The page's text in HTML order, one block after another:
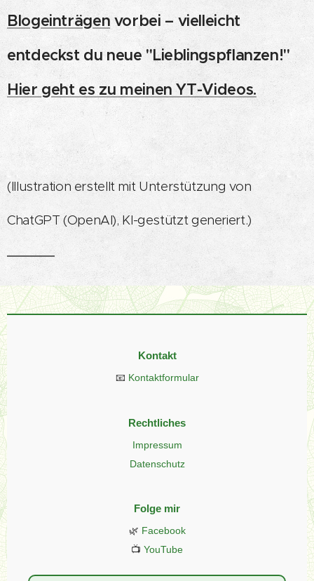
Blogeinträgen vorbei – vielleicht
entdeckst du neue "Lieblingspflanzen!"
Hier geht es zu meinen YT-Videos.
(Illustration erstellt mit Unterstützung von
ChatGPT (OpenAI), KI-gestützt generiert.)
Kontakt
📧 Kontaktformular
Rechtliches
Impressum
Datenschutz
Folge mir
🌿 Facebook
📺 YouTube